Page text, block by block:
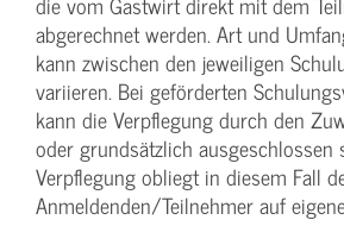
abgerechnet werden. Art und
kann zwischen den jeweiligen
variieren. Bei geförderten
kann die Verpflegung durch den
oder grundsätzlich ausgeschlossen
Verpflegung obliegt in diesem Fall
Anmeldenden/­Teilnehmer auf